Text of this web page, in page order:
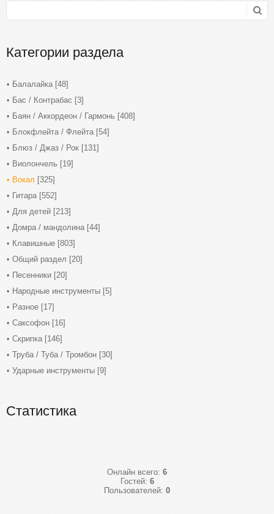
Категории раздела
Балалайка [48]
Бас / Контрабас [3]
Баян / Аккордеон / Гармонь [408]
Блокфлейта / Флейта [54]
Блюз / Джаз / Рок [131]
Виолончель [19]
Вокал [325]
Гитара [552]
Для детей [213]
Домра / мандолина [44]
Клавишные [803]
Общий раздел [20]
Песенники [20]
Народные инструменты [5]
Разное [17]
Саксофон [16]
Скрипка [146]
Труба / Туба / Тромбон [30]
Ударные инструменты [9]
Статистика
Онлайн всего: 6
Гостей: 6
Пользователей: 0